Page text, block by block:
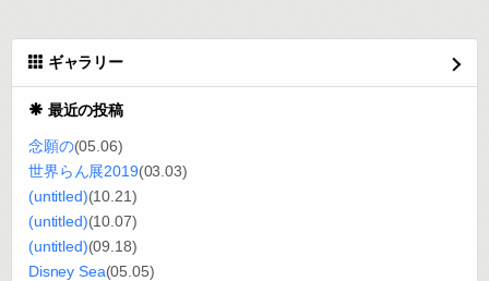
ギャラリー
最近の投稿
念願の(05.06)
世界らん展2019(03.03)
(untitled)(10.21)
(untitled)(10.07)
(untitled)(09.18)
Disney Sea(05.05)